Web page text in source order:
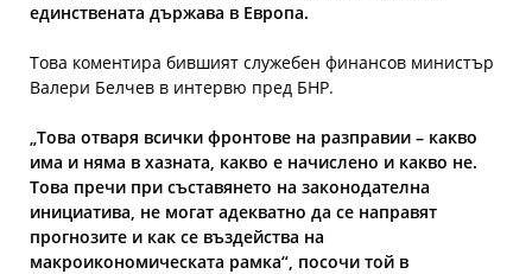
единствената държава в Европа.
Това коментира бившият служебен финансов министър
Валери Белчев в интервю пред БНР.
„Това отваря всички фронтове на разправии – какво
има и няма в хазната, какво е начислено и какво не.
Това пречи при съставянето на законодателна
инициатива, не могат адекватно да се направят
прогнозите и как се въздейства на
макроикономическата рамка“, посочи той в